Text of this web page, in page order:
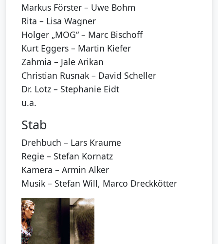
Markus Förster – Uwe Bohm
Rita – Lisa Wagner
Holger „MOG“ – Marc Bischoff
Kurt Eggers – Martin Kiefer
Zahmia – Jale Arikan
Christian Rusnak – David Scheller
Dr. Lotz – Stephanie Eidt
u.a.
Stab
Drehbuch – Lars Kraume
Regie – Stefan Kornatz
Kamera – Armin Alker
Musik – Stefan Will, Marco Dreckkötter